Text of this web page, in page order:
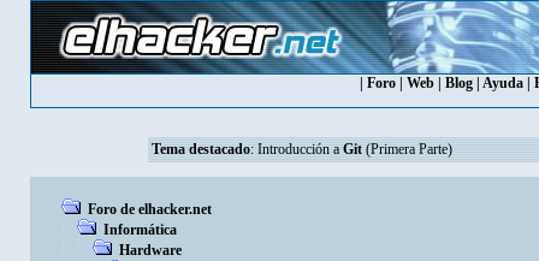
Foro| Web| Blog| Ayuda|
Tema destacado: Introducción a Git (Primera Parte)
Foro de elhacker.net
Informática
Hardware